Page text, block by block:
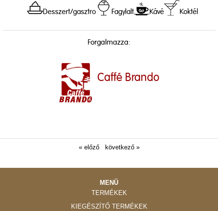
Desszert/gasztro Fagylalt Kávé Koktél
Forgalmazza:
Caffé Brando
« előző következő »
MENÜ
TERMÉKEK
KIEGÉSZÍTŐ TERMÉKEK